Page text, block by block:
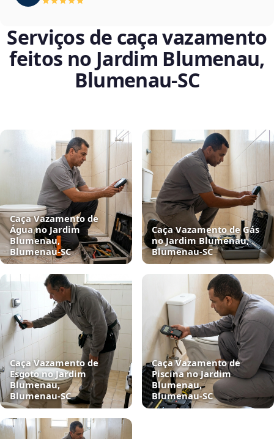
Serviços de caça vazamento
feitos no Jardim Blumenau,
Blumenau‑SC
Caça Vazamento de
Água no Jardim
Blumenau,
Blumenau‑SC
Caça Vazamento de Gás
no Jardim Blumenau,
Blumenau‑SC
Caça Vazamento de
Esgoto no Jardim
Blumenau,
Blumenau‑SC
Caça Vazamento de
Piscina no Jardim
Blumenau,
Blumenau‑SC